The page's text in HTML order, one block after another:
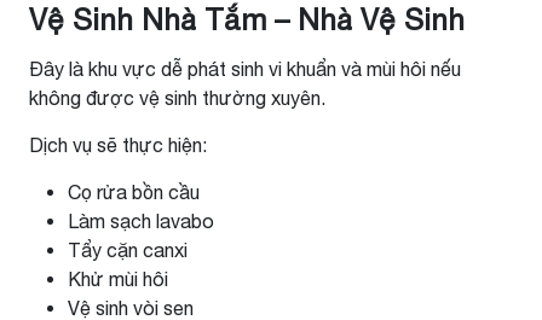
Vệ Sinh Nhà Tắm – Nhà Vệ Sinh
Đây là khu vực dễ phát sinh vi khuẩn và mùi hôi nếu
không được vệ sinh thường xuyên.
Dịch vụ sẽ thực hiện:
Cọ rửa bồn cầu
Làm sạch lavabo
Tẩy cặn canxi
Khử mùi hôi
Vệ sinh vòi sen